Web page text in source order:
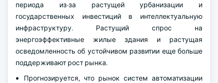
периода из-за растущей урбанизации и
государственных инвестиций в интеллектуальную
инфраструктуру. Растущий спрос на
энергоэффективные жилые здания и растущая
осведомленность об устойчивом развитии еще больше
поддерживают рост рынка.
Прогнозируется, что рынок систем автоматизации